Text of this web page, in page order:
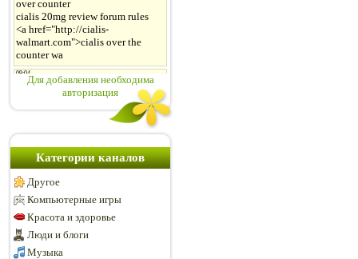
Для добавления необходима
авторизация
Категории каналов
Другое
Компьютерные игры
Красота и здоровье
Люди и блоги
Музыка